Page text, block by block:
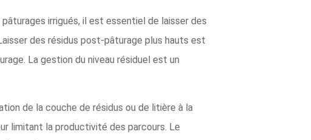
irrigués, il est essentiel de laisser des
des résidus post-pâturage plus hauts est
La gestion du niveau résiduel est un
de la couche de résidus ou de litière à la
limitant la productivité des parcours. Le